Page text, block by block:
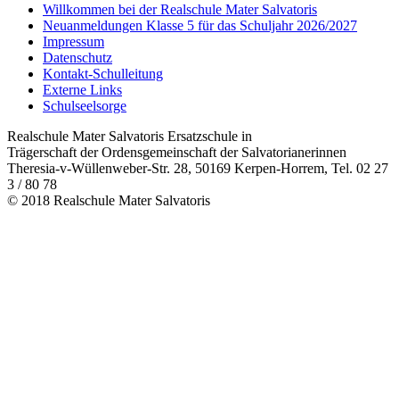
Willkommen bei der Realschule Mater Salvatoris
Neuanmeldungen Klasse 5 für das Schuljahr 2026/2027
Impressum
Datenschutz
Kontakt-Schulleitung
Externe Links
Schulseelsorge
Realschule Mater Salvatoris Ersatzschule in
Trägerschaft der Ordensgemeinschaft der Salvatorianerinnen
Theresia-v-Wüllenweber-Str. 28, 50169 Kerpen-Horrem, Tel. 02 27
3 / 80 78
© 2018 Realschule Mater Salvatoris